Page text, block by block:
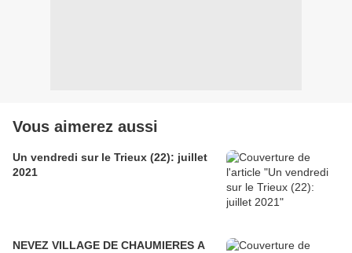
Vous aimerez aussi
Un vendredi sur le Trieux (22): juillet
2021
NEVEZ VILLAGE DE CHAUMIERES A